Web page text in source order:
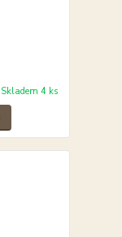
Skladem 4 ks